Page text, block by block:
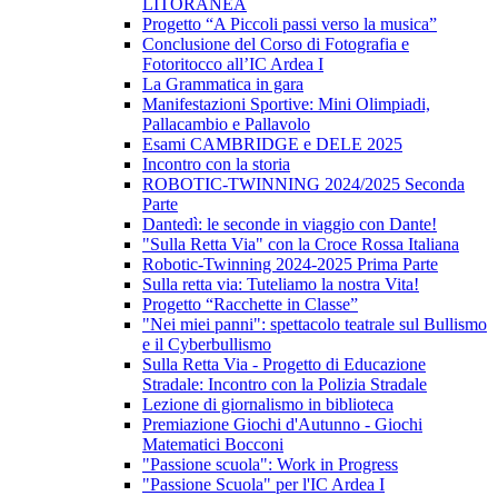
LITORANEA
Progetto “A Piccoli passi verso la musica”
Conclusione del Corso di Fotografia e
Fotoritocco all’IC Ardea I
La Grammatica in gara
Manifestazioni Sportive: Mini Olimpiadi,
Pallacambio e Pallavolo
Esami CAMBRIDGE e DELE 2025
Incontro con la storia
ROBOTIC-TWINNING 2024/2025 Seconda
Parte
Dantedì: le seconde in viaggio con Dante!
"Sulla Retta Via" con la Croce Rossa Italiana
Robotic-Twinning 2024-2025 Prima Parte
Sulla retta via: Tuteliamo la nostra Vita!
Progetto “Racchette in Classe”
"Nei miei panni": spettacolo teatrale sul Bullismo
e il Cyberbullismo
Sulla Retta Via - Progetto di Educazione
Stradale: Incontro con la Polizia Stradale
Lezione di giornalismo in biblioteca
Premiazione Giochi d'Autunno - Giochi
Matematici Bocconi
"Passione scuola": Work in Progress
"Passione Scuola" per l'IC Ardea I